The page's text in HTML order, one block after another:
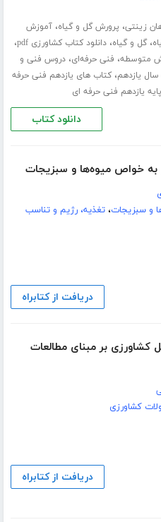
زینتی، پرورش گل و گیاه،آموزش
،گل و گیاه،دانلود کتاب کشاورزی pdf ،
متوسطه، فنی حرفه‌ای،دروس فنی و
یازدهم،کتاب های یازدهم فنی حرفه
یازدهم فنی حرفه ای
دانلود کتاب
به خواص میوه‌ها و سبزیجات
و سبزیجات،تغذیه، رژیم و تناسب
دریافت از کتابراه
کشاورزی بر مبنای مطالعات
کشاورزی
دریافت از کتابراه